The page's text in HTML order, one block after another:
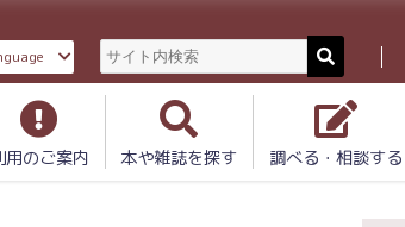
用のご案内 本や雑誌を探す 調べる・相談する